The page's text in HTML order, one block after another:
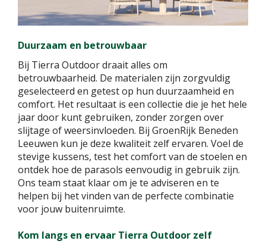
Duurzaam en betrouwbaar
Bij Tierra Outdoor draait alles om
betrouwbaarheid. De materialen zijn zorgvuldig
geselecteerd en getest op hun duurzaamheid en
comfort. Het resultaat is een collectie die je het hele
jaar door kunt gebruiken, zonder zorgen over
slijtage of weersinvloeden. Bij GroenRijk Beneden
Leeuwen kun je deze kwaliteit zelf ervaren. Voel de
stevige kussens, test het comfort van de stoelen en
ontdek hoe de parasols eenvoudig in gebruik zijn.
Ons team staat klaar om je te adviseren en te
helpen bij het vinden van de perfecte combinatie
voor jouw buitenruimte.
Kom langs en ervaar Tierra Outdoor zelf